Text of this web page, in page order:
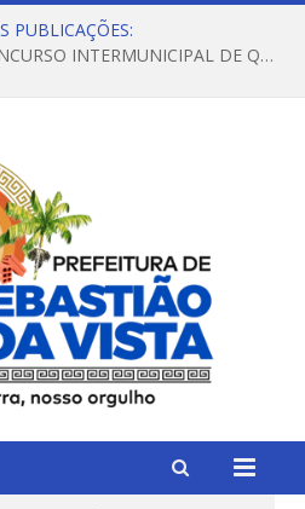
PUBLICAÇÕES:
REGULAMENTO DO X CONCURSO INTERMUNICIPAL DE QUADRILHAS JUNINAS – 2026 – ARRAIÁ DA VENEZA